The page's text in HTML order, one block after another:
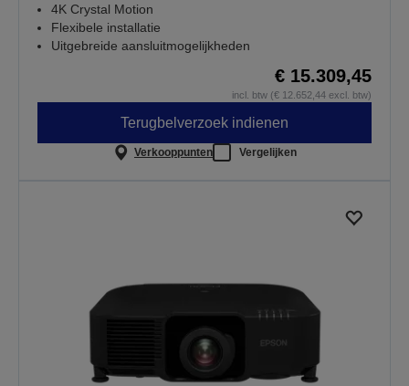
4K Crystal Motion
Flexibele installatie
Uitgebreide aansluitmogelijkheden
€ 15.309,45
incl. btw (€ 12.652,44 excl. btw)
Terugbelverzoek indienen
Verkooppunten Vergelijken